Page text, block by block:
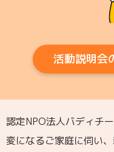
活動説明会
認定NPO法人バディチ
変になるご家庭に伺い